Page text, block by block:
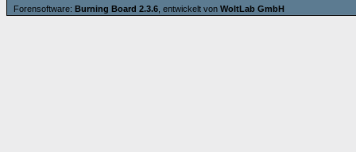
Forensoftware: Burning Board 2.3.6 , entwickelt von WoltLab GmbH